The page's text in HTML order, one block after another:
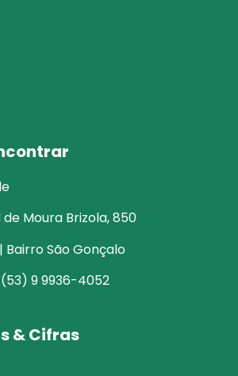
Moura Brizola, 850
Bairro São Gonçalo
9 9936-4052
& Cifras